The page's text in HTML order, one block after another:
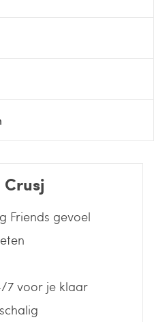
Friends gevoel
7 voor je klaar